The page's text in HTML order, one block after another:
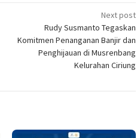
Next post
Rudy Susmanto Tegaskan
Komitmen Penanganan Banjir dan
Penghijauan di Musrenbang
Kelurahan Ciriung